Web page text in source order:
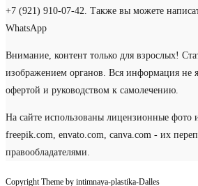
+7 (921) 910-07-42. Также вы можете
WhatsApp
Внимание, контент только для взрослых!
изображением органов. Вся информация не
офертой и руководством к самолечению.
На сайте использованы лицензионные фото
freepik.com, envato.com, canva.com - их
правообладателями.
Copyright Theme by intimnaya-plastika-Dalles